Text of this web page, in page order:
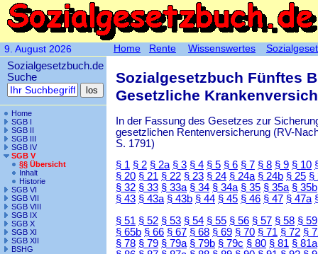
9. August 2026
Sozialgesetzbuch.de
Suche
Home
SGB I
SGB II
SGB III
SGB IV
SGB V
§§ Übersicht
Inhalt
Historie
SGB VI
SGB VII
SGB VIII
SGB IX
SGB X
SGB XI
SGB XII
BSHG
Sozialgesetzbuch Fünftes
Gesetzliche
In der Fassung des Gesetzes zur
gesetzlichen Rentenversicherung (RV-
S. 1791)
§ 1 § 2 § 2a § 3 § 4 § 5 § 6 § 7 § 8 § 9 § 10
§ 20 § 21 § 22 § 23 § 24 § 24a § 24b § 25 §
§ 32 § 33 § 33a § 34 § 34a § 35 § 35a § 35b
§ 43 § 43a § 43b § 44 § 45 § 46 § 47 § 47a
§ 51 § 52 § 53 § 54 § 55 § 56 § 57 § 58 § 59
§ 65b § 66 § 67 § 68 § 69 § 70 § 71 § 72 §
§ 78 § 79 § 79a § 79b § 79c § 80 § 81 § 81a
Home Rente Wissenswertes